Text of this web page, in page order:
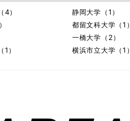
4） 静岡大学（1）
都留文科大学（1）
一橋大学（2）
） 横浜市立大学（1）